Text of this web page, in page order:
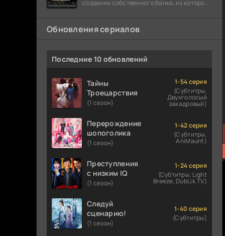
создании собственного банка, из которого
долларов. Однако,
Обновления сериалов
Последние 10 обновлений
Тайны
Троецарствия
(1 сезон)
1-54 серия
(Субтитры,
Двухголосый
закадровый)
Перерождение
шопоголика
(1 сезон)
1-42 серия
(Субтитры,
AniMaunt)
Преступления
с низким IQ
(1 сезон)
1-24 серия
(Субтитры, Light
Breeze, DubLik.TV)
Следуй
сценарию!
(1 сезон)
1-40 серия
(Субтитры)